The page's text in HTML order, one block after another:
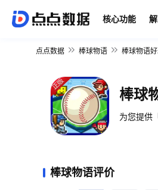
核心功能
点点数据 棒球物语 棒球物语
棒球
为您提供
棒球物语评价